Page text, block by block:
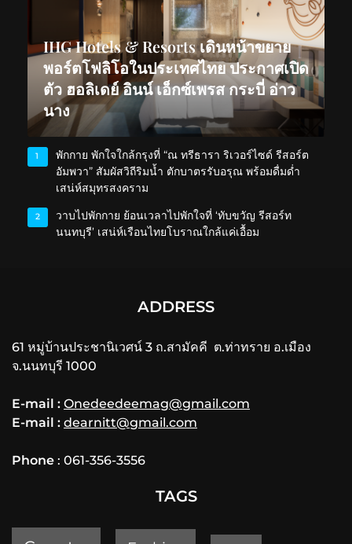
IHG Hotels & Resorts เดินหน้าขยาย
พอร์ตโฟลิโอในประเทศไทย ประกาศเปิด
ตัว ฮอลิเดย์ อินน์ เอ็กซ์เพรส กระบี่ อ่าว
นาง
1
พักกาย พักใจใกล้กรุงที่ “ณ ทรีธารา ริเวอร์ไซด์ รีสอร์ต
อัมพวา” สัมผัสวิถีริมน้ำ ตักบาตรรับอรุณ พร้อมดื่มด่ำ
เสน่ห์สมุทรสงคราม
2
วาบไปพักกาย ย้อนเวลาไปพักใจที่ ‘ทับขวัญ รีสอร์ท
นนทบุรี’ เสน่ห์เรือนไทยโบราณใกล้แค่เอื้อม
ADDRESS
61 หมู่บ้านประชานิเวศน์ 3 ถ.สามัคคี ต.ท่าทราย อ.เมือง
จ.นนทบุรี 1000
E-mail : Onedeedeemag@gmail.com
E-mail : dearnitt@gmail.com
Phone : 061-356-3556
TAGS